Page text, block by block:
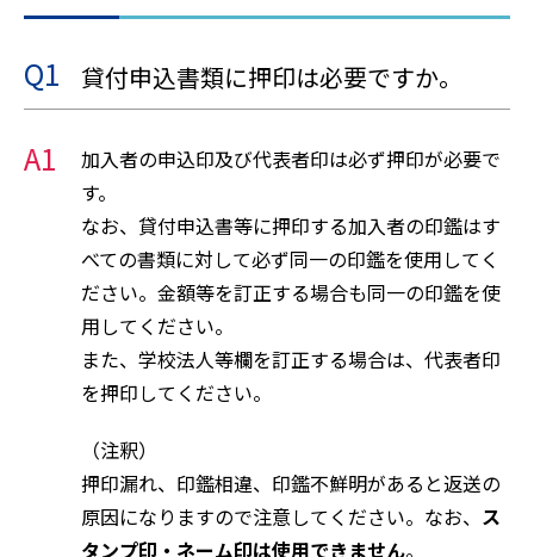
Q1 貸付申込書類に押印は必要ですか。
A1
加入者の申込印及び代表者印は必ず押印が必要で
す。
なお、貸付申込書等に押印する加入者の印鑑はす
べての書類に対して必ず同一の印鑑を使用してく
ださい。金額等を訂正する場合も同一の印鑑を使
用してください。
また、学校法人等欄を訂正する場合は、代表者印
を押印してください。
（注釈）
押印漏れ、印鑑相違、印鑑不鮮明があると返送の
原因になりますので注意してください。なお、 ス
タンプ印・ネーム印は使用できません。